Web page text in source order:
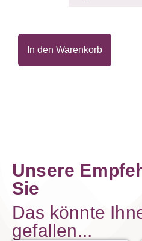
In den Warenkorb
Unsere
Sie
Das könnte
gefallen...